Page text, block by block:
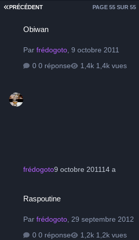
PREMIÈRE PAGE
PRÉCÉDENT PAGE 55 SUR 55
Obiwan
Parfrédogoto ,9 octobre 2011
0 réponse
1,4k vues
frédogoto9 octobre 201114 a
Raspoutine
Parfrédogoto 29 septembre 2012
0 réponse
1,2k vues